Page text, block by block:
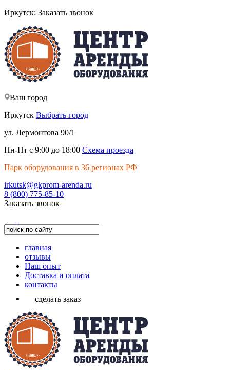
Иркутск: Заказать звонок
Ваш город
Иркутск Выбрать город
ул. Лермонтова 90/1
Пн-Пт с 9:00 до 18:00 Схема проезда
Парк оборудования в 36 регионах РФ
irkutsk@gkprom-arenda.ru
8 (800) 775-85-10
Заказать звонок
главная
отзывы
Наш опыт
Доставка и оплата
контакты
сделать заказ